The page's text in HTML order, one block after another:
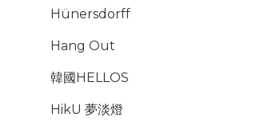
Hünersdorff
Hang Out
韓國HELLOS
HikU 夢淡燈